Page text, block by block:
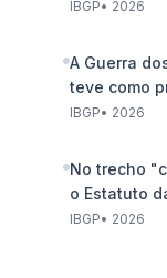
...
IBGP• 2026
A Guerra
teve como
IBGP• 2026
No trecho
o Estatuto
IBGP• 2026